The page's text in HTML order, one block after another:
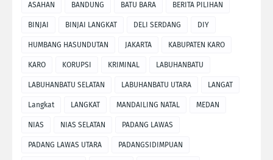
ASAHAN BANDUNG BATU BARA BERITA PILIHAN
BINJAI BINJAI LANGKAT DELI SERDANG DIY
HUMBANG HASUNDUTAN JAKARTA KABUPATEN KARO
KARO KORUPSI KRIMINAL LABUHANBATU
LABUHANBATU SELATAN LABUHANBATU UTARA LANGAT
Langkat LANGKAT MANDAILING NATAL MEDAN
NIAS NIAS SELATAN PADANG LAWAS
PADANG LAWAS UTARA PADANGSIDIMPUAN